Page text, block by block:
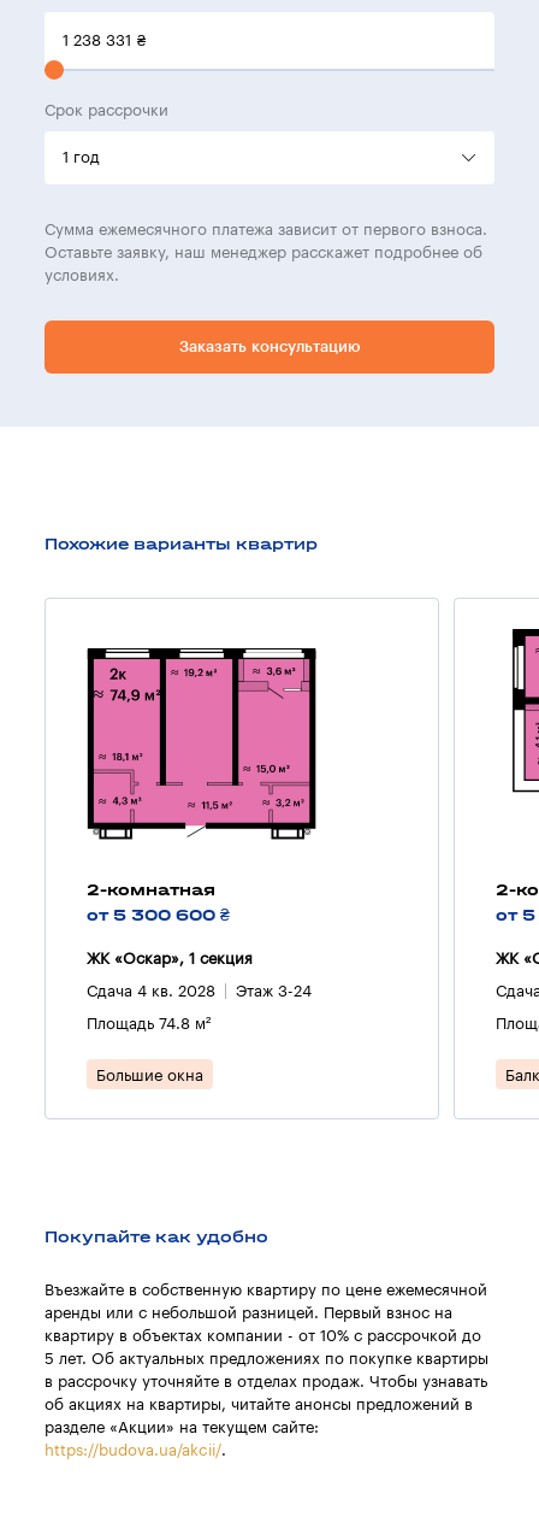
1 238 331 ₴
Срок рассрочки
Сумма ежемесячного платежа зависит от первого взноса.
Оставьте заявку, наш менеджер расскажет подробнее об
условиях.
Заказать консультацию
Похожие варианты квартир
2-комнатная
от 5 300 600 ₴
ЖК «Оскар», 1 секция
Сдача 4 кв. 2028 Этаж 3-24
Площадь 74.8 м²
Большие окна
2-
от
ЖК
Покупайте как удобно
Въезжайте в собственную квартиру по цене ежемесячной
аренды или с небольшой разницей. Первый взнос на
квартиру в объектах компании - от 10% с рассрочкой до
5 лет. Об актуальных предложениях по покупке квартиры
в рассрочку уточняйте в отделах продаж. Чтобы узнавать
об акциях на квартиры, читайте анонсы предложений в
разделе «Акции» на текущем сайте:
https://budova.ua/akcii/.